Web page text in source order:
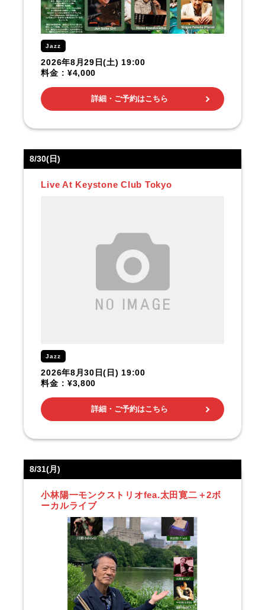
Jazz
2026年8月29日(土) 19:00
料金 : ¥4,000
詳細・ご予約はこちら
8/30(日)
Live At Keystone Club Tokyo
Jazz
2026年8月30日(日) 19:00
料金 : ¥3,800
詳細・ご予約はこちら
8/31(月)
小林陽一モンクストリオfea.太田寛二＋2ボ
ーカルライブ